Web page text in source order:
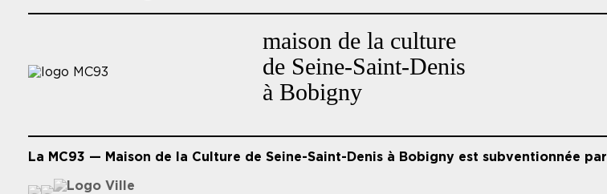
maison de la culture
de Seine-Saint-Denis
à Bobigny
La MC93 — Maison de la Culture de Seine-Saint-Denis à Bobigny est subventionnée par